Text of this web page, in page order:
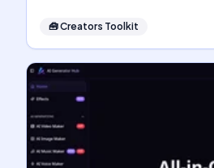
🧰Creators Toolkit